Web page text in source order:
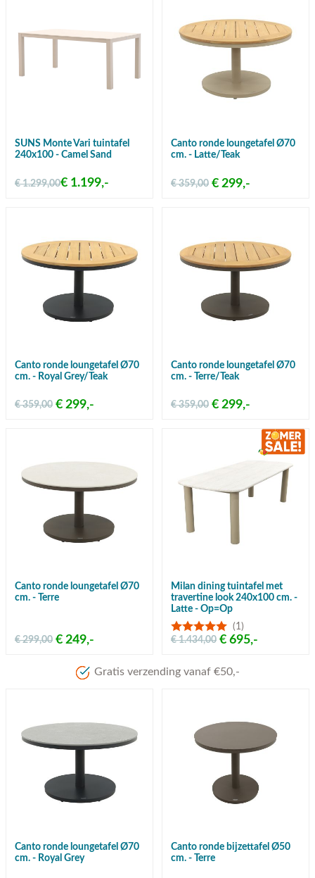
SUNS Monte Vari tuintafel
240x100 - Camel Sand
€ 1.299,00€ 1.199,-
Canto ronde loungetafel Ø70
cm. - Latte/Teak
€ 299,-
€ 359,00
Canto ronde loungetafel Ø70
cm. - Royal Grey/Teak
€ 299,-
€ 359,00
Canto ronde loungetafel Ø70
cm. - Terre/Teak
€ 299,-
€ 359,00
Canto ronde loungetafel Ø70
cm. - Terre
€ 249,-
€ 299,00
Milan dining tuintafel met
travertine look 240x100 cm. -
Latte - Op=Op
(1)
€ 695,-
€ 1.434,00
Meer dan 80 jaar ervaring
Canto ronde loungetafel Ø70
cm. - Royal Grey
Canto ronde bijzettafel Ø50
cm. - Terre